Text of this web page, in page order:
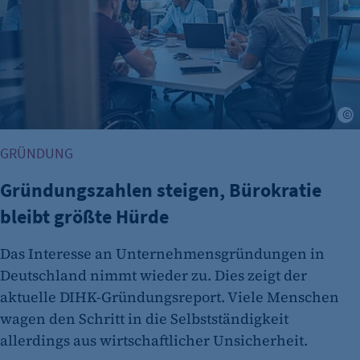
cookie_consent
Dieser Cookie speichert die ausgewählten
Einverständnis-Optionen des Benutzers
1 Jahr
etracker Analytics
GRÜNDUNG
Gründungszahlen steigen, Bürokratie
bleibt größte Hürde
Das Interesse an Unternehmensgründungen in
Deutschland nimmt wieder zu. Dies zeigt der
aktuelle DIHK-Gründungsreport. Viele Menschen
wagen den Schritt in die Selbstständigkeit
allerdings aus wirtschaftlicher Unsicherheit.